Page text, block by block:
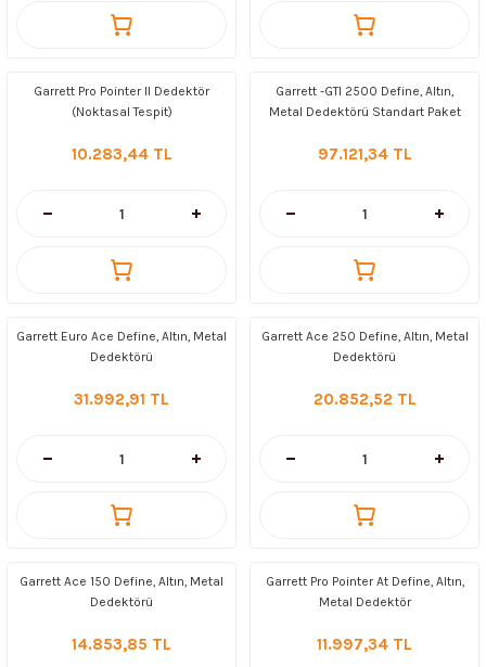
Garrett Pro Pointer II Dedektör
(Noktasal Tespit)
10.283,44 TL
Garrett -GTI 2500 Define, Altın,
Metal Dedektörü Standart Paket
97.121,34 TL
Garrett Euro Ace Define, Altın, Metal
Dedektörü
31.992,91 TL
Garrett Ace 250 Define, Altın, Metal
Dedektörü
20.852,52 TL
Garrett Ace 150 Define, Altın, Metal
Dedektörü
14.853,85 TL
Garrett Pro Pointer At Define, Altın,
Metal Dedektör
11.997,34 TL